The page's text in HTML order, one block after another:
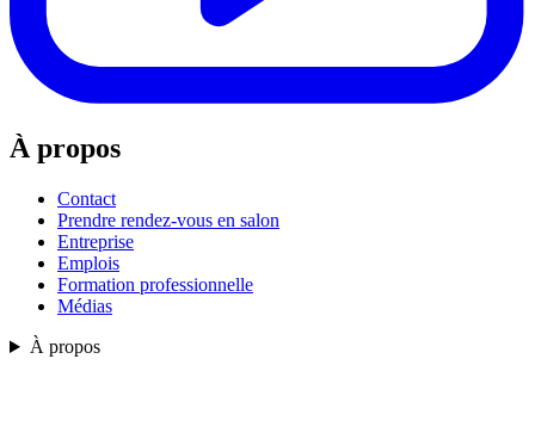
À propos
Contact
Prendre rendez-vous en salon
Entreprise
Emplois
Formation professionnelle
Médias
À propos